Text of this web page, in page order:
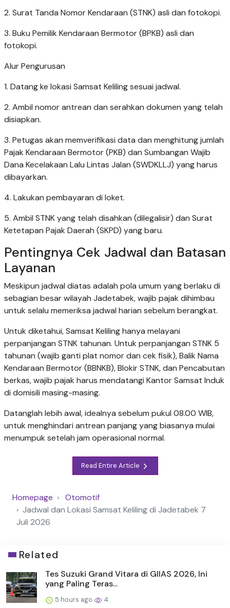
2. Surat Tanda Nomor Kendaraan (STNK) asli dan fotokopi.
3. Buku Pemilik Kendaraan Bermotor (BPKB) asli dan
fotokopi.
Alur Pengurusan
1. Datang ke lokasi Samsat Keliling sesuai jadwal.
2. Ambil nomor antrean dan serahkan dokumen yang telah
disiapkan.
3. Petugas akan memverifikasi data dan menghitung jumlah
Pajak Kendaraan Bermotor (PKB) dan Sumbangan Wajib
Dana Kecelakaan Lalu Lintas Jalan (SWDKLLJ) yang harus
dibayarkan.
4. Lakukan pembayaran di loket.
5. Ambil STNK yang telah disahkan (dilegalisir) dan Surat
Ketetapan Pajak Daerah (SKPD) yang baru.
Pentingnya Cek Jadwal dan Batasan
Layanan
Meskipun jadwal diatas adalah pola umum yang berlaku di
sebagian besar wilayah Jadetabek, wajib pajak dihimbau
untuk selalu memeriksa jadwal harian sebelum berangkat.
Untuk diketahui, Samsat Keliling hanya melayani
perpanjangan STNK tahunan. Untuk perpanjangan STNK 5
tahunan (wajib ganti plat nomor dan cek fisik), Balik Nama
Kendaraan Bermotor (BBNKB), Blokir STNK, dan Pencabutan
berkas, wajib pajak harus mendatangi Kantor Samsat Induk
di domisili masing-masing.
Datanglah lebih awal, idealnya sebelum pukul 08.00 WIB,
untuk menghindari antrean panjang yang biasanya mulai
menumpuk setelah jam operasional normal.
Read Entire Article
Homepage
Otomotif
Jadwal dan Lokasi Samsat Keliling di Jadetabek 7
Juli 2026
Related
Tes Suzuki Grand Vitara di GIIAS 2026, Ini
yang Paling Teras...
5 hours ago 4